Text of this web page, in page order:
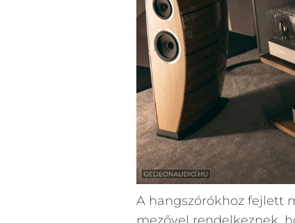
A hangszórókhoz fejlett